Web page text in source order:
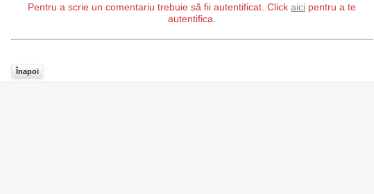
Pentru a scrie un comentariu trebuie să fii autentificat. Click aici pentru a te
autentifica.
Înapoi